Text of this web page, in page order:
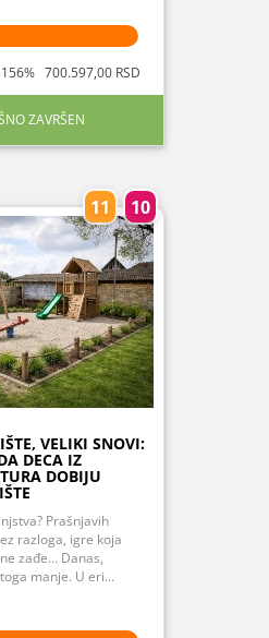
156% 700.597,00 RSD
ZAVRŠEN
11 10
VELIKI SNOVI:
DECA IZ
DOBIJU
Prašnjavih
razloga, igre koja
zađe… Danas,
manje. U eri...